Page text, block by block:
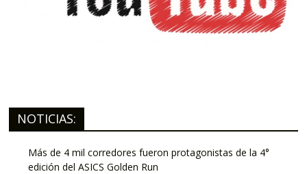
NOTICIAS:
Más de 4 mil corredores fueron protagonistas de la 4°
edición del ASICS Golden Run